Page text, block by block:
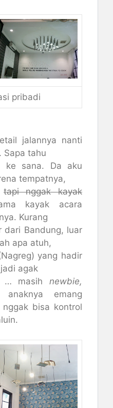
pribadi
jalannya nanti
Sapa tahu
ke sana. Da aku
tempatnya,
tapi nggak kayak
kayak acara
Kurang
dari Bandung, luar
apa atuh,
yang hadir
agak
… masih newbie,
emang
bisa kontrol